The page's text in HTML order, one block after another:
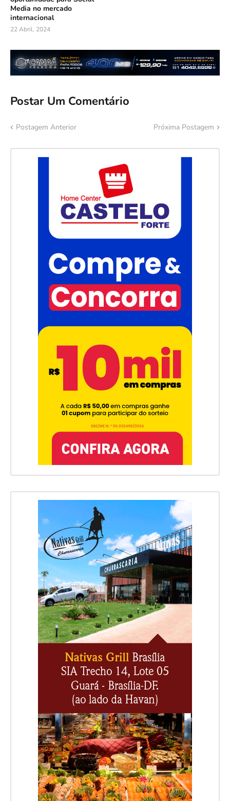
Media no mercado
internacional
22 Abril, 2024
Postar Um Comentário
Postagem Anterior Próxima Postagem